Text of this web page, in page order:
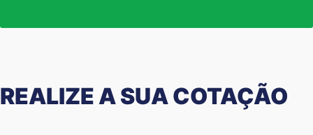
REALIZE A SUA COTAÇÃO